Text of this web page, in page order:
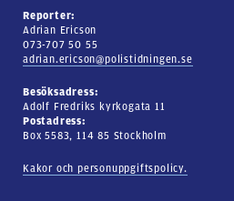
Reporter:
Adrian Ericson
073-707 50 55
adrian.ericson@polistidningen.se
Besöksadress:
Adolf Fredriks kyrkogata 11
Postadress:
Box 5583, 114 85 Stockholm
Kakor och personuppgiftspolicy.